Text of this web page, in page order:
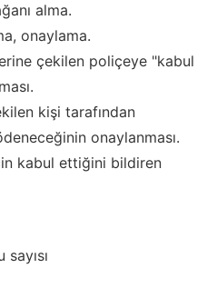
alma.
onaylama.
çekilen poliçeye "kabul
kişi tarafından
onaylanması.
kabul ettiğini bildiren